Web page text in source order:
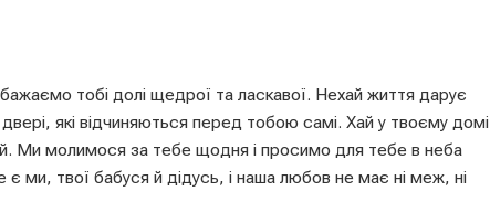
тобі долі щедрої та ласкавої. Нехай життя дарує
які відчиняються перед тобою самі. Хай у твоєму домі
Ми молимося за тебе щодня і просимо для тебе в неба
ми, твої бабуся й дідусь, і наша любов не має ні меж, ні